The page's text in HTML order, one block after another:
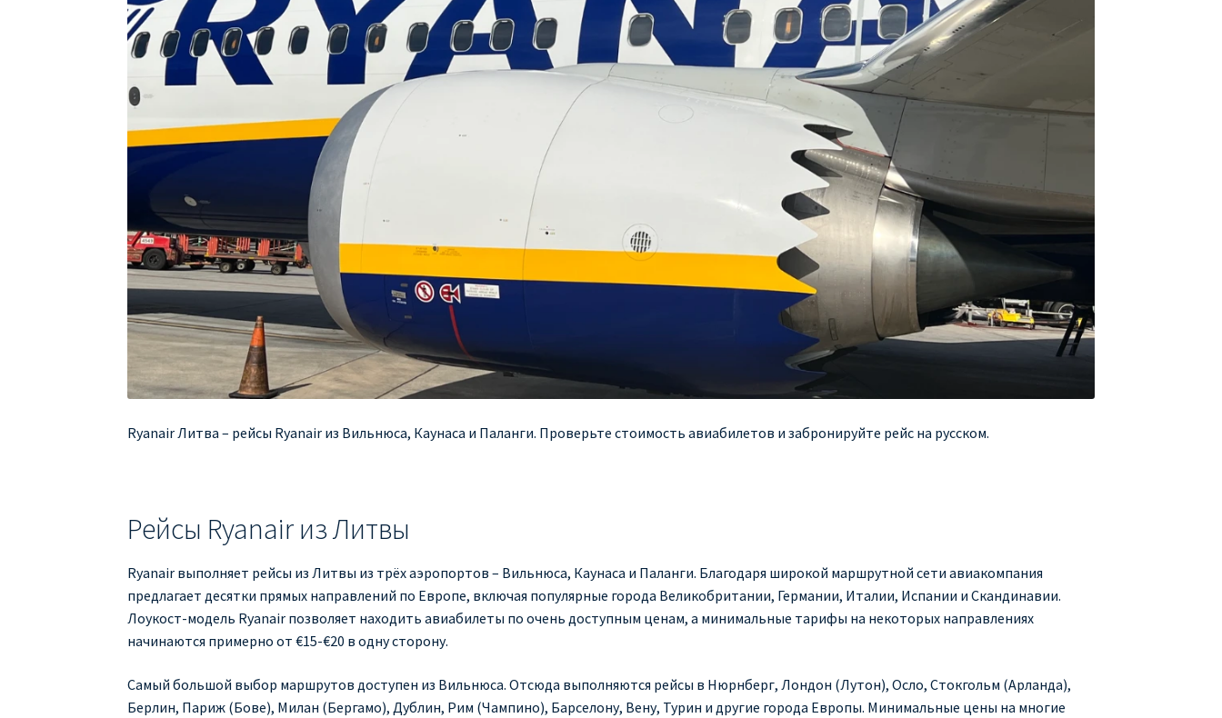
Ryanair Литва – рейсы Ryanair из Вильнюса, Каунаса и Паланги. Проверьте стоимость авиабилетов и забронируйте рейс на русском.
Рейсы Ryanair из Литвы
Ryanair выполняет рейсы из Литвы из трёх аэропортов – Вильнюса, Каунаса и Паланги. Благодаря широкой маршрутной сети авиакомпания
предлагает десятки прямых направлений по Европе, включая популярные города Великобритании, Германии, Италии, Испании и Скандинавии.
Лоукост-модель Ryanair позволяет находить авиабилеты по очень доступным ценам, а минимальные тарифы на некоторых направлениях
начинаются примерно от €15-€20 в одну сторону.
Самый большой выбор маршрутов доступен из Вильнюса. Отсюда выполняются рейсы в Нюрнберг, Лондон (Лутон), Осло, Стокгольм (Арланда),
Берлин, Париж (Бове), Милан (Бергамо), Дублин, Рим (Чампино), Барселону, Вену, Турин и другие города Европы. Минимальные цены на многие